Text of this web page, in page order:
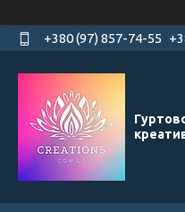
+380 (97) 857-74-55